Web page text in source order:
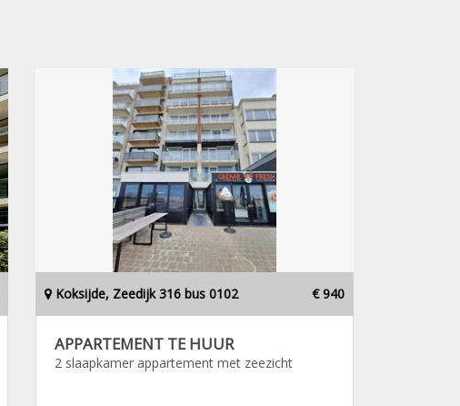
Koksijde, Zeedijk 316 bus 0102 € 940
APPARTEMENT TE HUUR
2 slaapkamer appartement met zeezicht